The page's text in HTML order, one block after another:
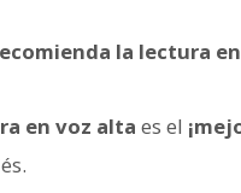
la lectura
en voz alta es el